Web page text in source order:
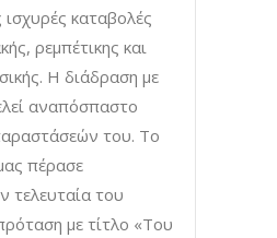
ισχυρές καταβολές
ρεμπέτικης και
Η διάδραση με
αναπόσπαστο
του. Το
πέρασε
τελευταία του
με τίτλο «Του